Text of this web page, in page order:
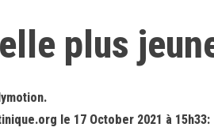
plus
le 17 October 2021 à 15h33: